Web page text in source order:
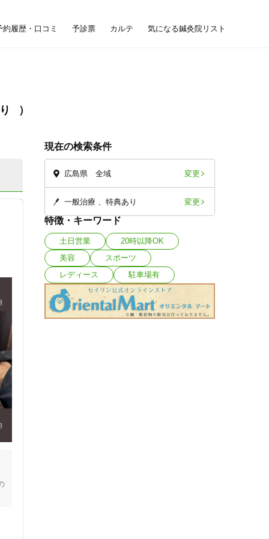
約履歴・口コミ 予診票 カルテ 気になる鍼灸院リスト
現在の検索条件
広島県 全域 変更
一般治療 特典あり 変更
特徴・キーワード
土日営業
20時以降OK
美容
スポーツ
レディース
駐車場有